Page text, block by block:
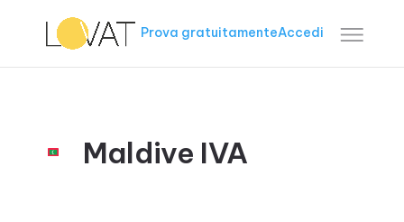
Prova gratuitamenteAccedi
Maldive IVA